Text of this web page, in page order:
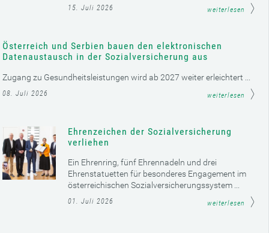
15. Juli 2026 weiterlesen
Österreich und Serbien bauen den elektronischen
Datenaustausch in der Sozialversicherung aus
Zugang zu Gesundheitsleistungen wird ab 2027 weiter erleichtert ...
08. Juli 2026 weiterlesen
Ehrenzeichen der Sozialversicherung
verliehen
Ein Ehrenring, fünf Ehrennadeln und drei
Ehrenstatuetten für besonderes Engagement im
österreichischen Sozialversicherungssystem ...
01. Juli 2026 weiterlesen